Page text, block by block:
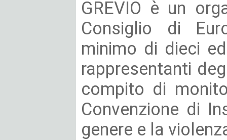
GREVIO è un
Consiglio di
minimo di dieci
rappresentanti
compito di
Convenzione di
genere e la